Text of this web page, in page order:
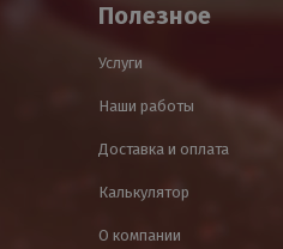
Полезное
Услуги
Наши работы
Доставка и оплата
Калькулятор
О компании